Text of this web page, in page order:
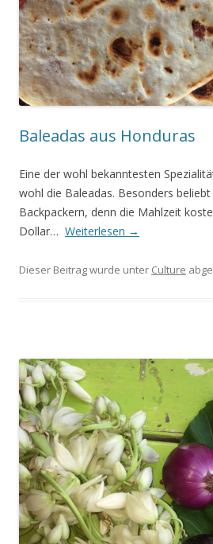
Baleadas aus Honduras
Eine der wohl bekanntesten
wohl die Baleadas. Besonders beliebt
Backpackern, denn die Mahlzeit
Dollar… Weiterlesen →
Dieser Beitrag wurde unter Culture